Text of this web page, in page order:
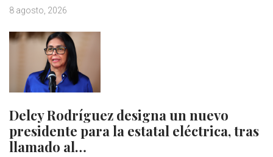
8 agosto, 2026
Delcy Rodríguez designa un nuevo
presidente para la estatal eléctrica, tras
llamado al…